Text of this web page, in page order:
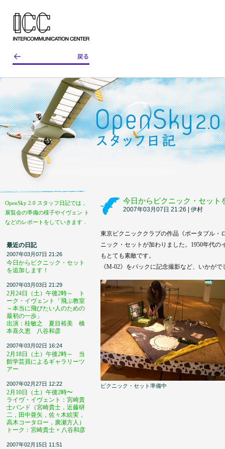
OpenSky 2.0 スタッフ日記では，
展覧会の準備の様子やイヴェン ト
などのレポートをしていきます．
最近の日記
2007年03月07日 21:26
今日からピクニック・セット
を追加します！
2007年03月03日 21:29
2月24日（土）午後2時～ ト
ーク・イヴェント「飛ぶ教室
～本当に飛びたい人のための
最初の一歩」
出演：桂敏之 夏目裕美 橋
本喜久恵 八谷和彦
2007年03月02日 16:24
2月18日（土）午後2時～ 当
館学芸員によるギャラリーツ
アー
2007年02月27日 12:22
2月10日（土）午後2時〜
ライヴ・イヴェント：宮崎貴
士バンド（宮崎貴士，近藤研
二，田中亜矢，佐々木絵実，
高木コータロー，廣瀬方人）
トーク：宮崎貴士 × 八谷和彦
2007年02月15日 11:51
今日からピクニック・セット
2007年03月07日 21:26 | 伊村
東京ピクニッククラブの作品《ポータブル・
ニック・セットが加わりました。1950年代
もとても素敵です。
《M-02》をバックに記念撮影など、いかがで
ピクニック・セット準備中